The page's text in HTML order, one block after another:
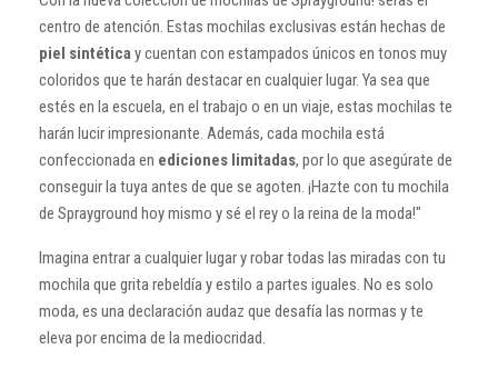
centro de atención. Estas mochilas exclusivas están hechas de
piel sintéticay cuentan con estampados únicos en tonos muy
coloridos que te harán destacar en cualquier lugar. Ya sea que
estés en la escuela, en el trabajo o en un viaje, estas mochilas te
harán lucir impresionante. Además, cada mochila está
confeccionada en ediciones limitadas, por lo que asegúrate de
conseguir la tuya antes de que se agoten. ¡Hazte con tu mochila
de Sprayground hoy mismo y sé el rey o la reina de la moda!"
Imagina entrar a cualquier lugar y robar todas las miradas con tu
mochila que grita rebeldía y estilo a partes iguales. No es solo
moda, es una declaración audaz que desafía las normas y te
eleva por encima de la mediocridad.